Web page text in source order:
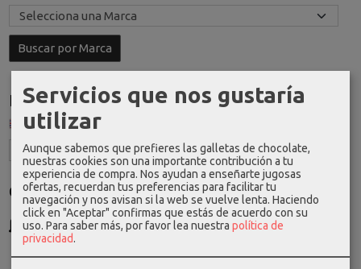
Idioma
Costes de Envío
GRATIS *
Consultar Destinos
Servicios que nos gustaría
utilizar
Aunque sabemos que prefieres las galletas de chocolate,
nuestras cookies son una importante contribución a tu
experiencia de compra. Nos ayudan a enseñarte jugosas
ofertas, recuerdan tus preferencias para facilitar tu
navegación y nos avisan si la web se vuelve lenta. Haciendo
click en "Aceptar" confirmas que estás de acuerdo con su
uso. Para saber más, por favor lea nuestra política de
privacidad.